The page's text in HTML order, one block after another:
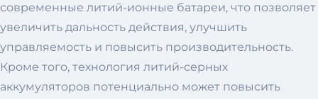
современные литий-ионные батареи, что позволяет
увеличить дальность действия, улучшить
управляемость и повысить производительность.
Кроме того, технология литий-серных
аккумуляторов потенциально может повысить